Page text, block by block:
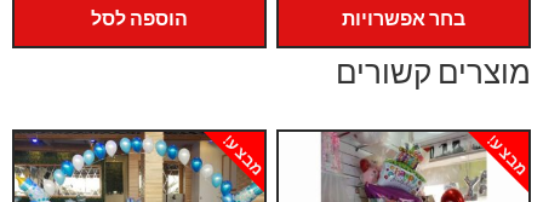
הוספה לסל
עד
בחר אפשרויות
מוצרים קשורים
מבצע! מבצע!